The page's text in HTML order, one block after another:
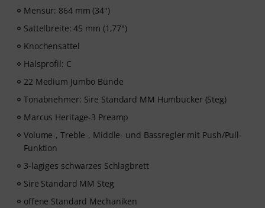
bis zum Fortgeschrittenen. Entdecke strukturierte
musikalische Konzepte, die dein Bassspiel auf das
nächste Level heben werden.
den Aktivierungscode per E-Mail. Das Abonnement
endet nach Ablauf automatisch.
Mensur: 864 mm (34")
Sattelbreite: 45 mm (1,77")
Knochensattel
Halsprofil: C
22 Medium Jumbo Bünde
Tonabnehmer: Sire Standard MM Humbucker (Steg)
Marcus Heritage-3 Preamp
Volume-, Treble-, Middle- und Bassregler mit Push/Pull-
Funktion
3-lagiges schwarzes Schlagbrett
Sire Standard MM Steg
offene Standard Mechaniken